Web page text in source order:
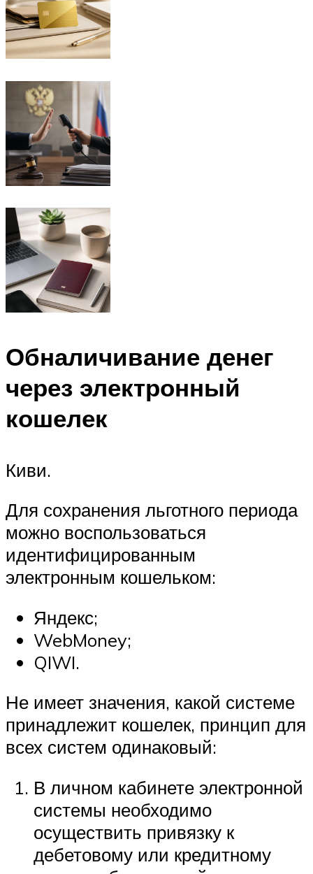
Обналичивание денег
через электронный
кошелек
Киви.
Для сохранения льготного периода
можно воспользоваться
идентифицированным
электронным кошельком:
Яндекс;
WebMoney;
QIWI.
Не имеет значения, какой системе
принадлежит кошелек, принцип для
всех систем одинаковый:
В личном кабинете электронной
системы необходимо
осуществить привязку к
дебетовому или кредитному